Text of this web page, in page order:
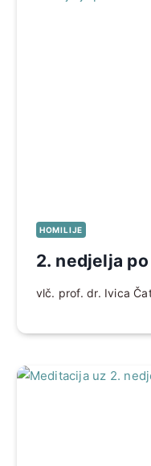
HOMILIJE
2. nedjelja
vlč. prof. dr. Ivica